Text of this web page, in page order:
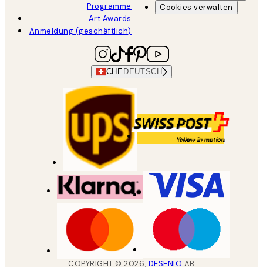
Programme
Art Awards
Anmeldung (geschäftlich)
Cookies verwalten
CHE DEUTSCH
COPYRIGHT ©2026, DESENIO AB